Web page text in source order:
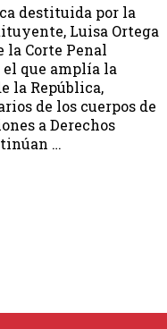
destituida por la
Luisa Ortega
Corte Penal
que amplía la
la República,
de los cuerpos de
a Derechos
…